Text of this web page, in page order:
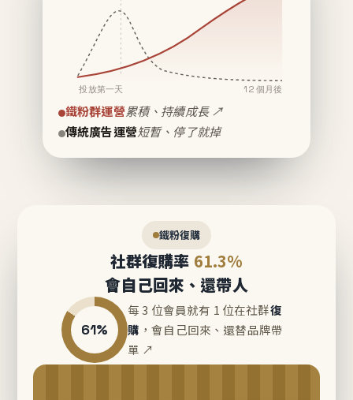
投放第一天 12 個月後
鐵粉群運營累積、持續成長 ↗
傳統廣告運營短暫、停了就掉
鐵粉復購
社群復購率 61.3%
會自己回來、還帶人
61%
每 3 位會員就有 1 位在社群復
購 ，會自己回來、還替品牌帶
單 ↗